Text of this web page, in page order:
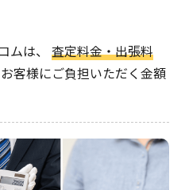
ムは、 査定料金・出張料
お客様にご負担いただく金額